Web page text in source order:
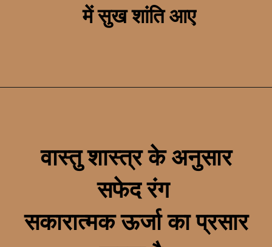
में सुख शांति आए
वास्तु शास्त्र के अनुसार
सफेद रंग
सकारात्मक ऊर्जा का प्रसार